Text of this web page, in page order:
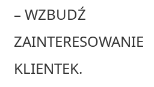
– WZBUDŹ
ZAINTERESOWANIE
KLIENTEK.